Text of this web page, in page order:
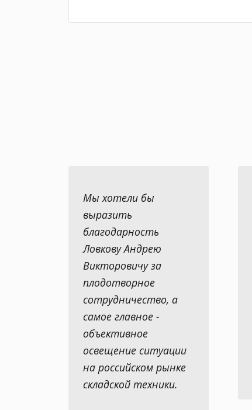
Мы хотели бы
выразить
благодарность
Ловкову Андрею
Викторовичу за
плодотворное
сотрудничество, а
самое главное -
объективное
освещение ситуации
на российском рынке
складской техники.